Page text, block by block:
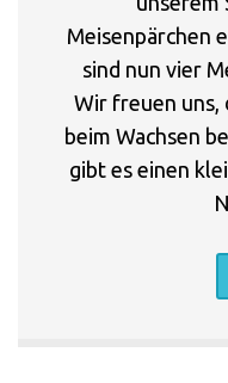
Meisenpärchen
sind nun vier
Wir freuen uns,
beim Wachsen
gibt es einen